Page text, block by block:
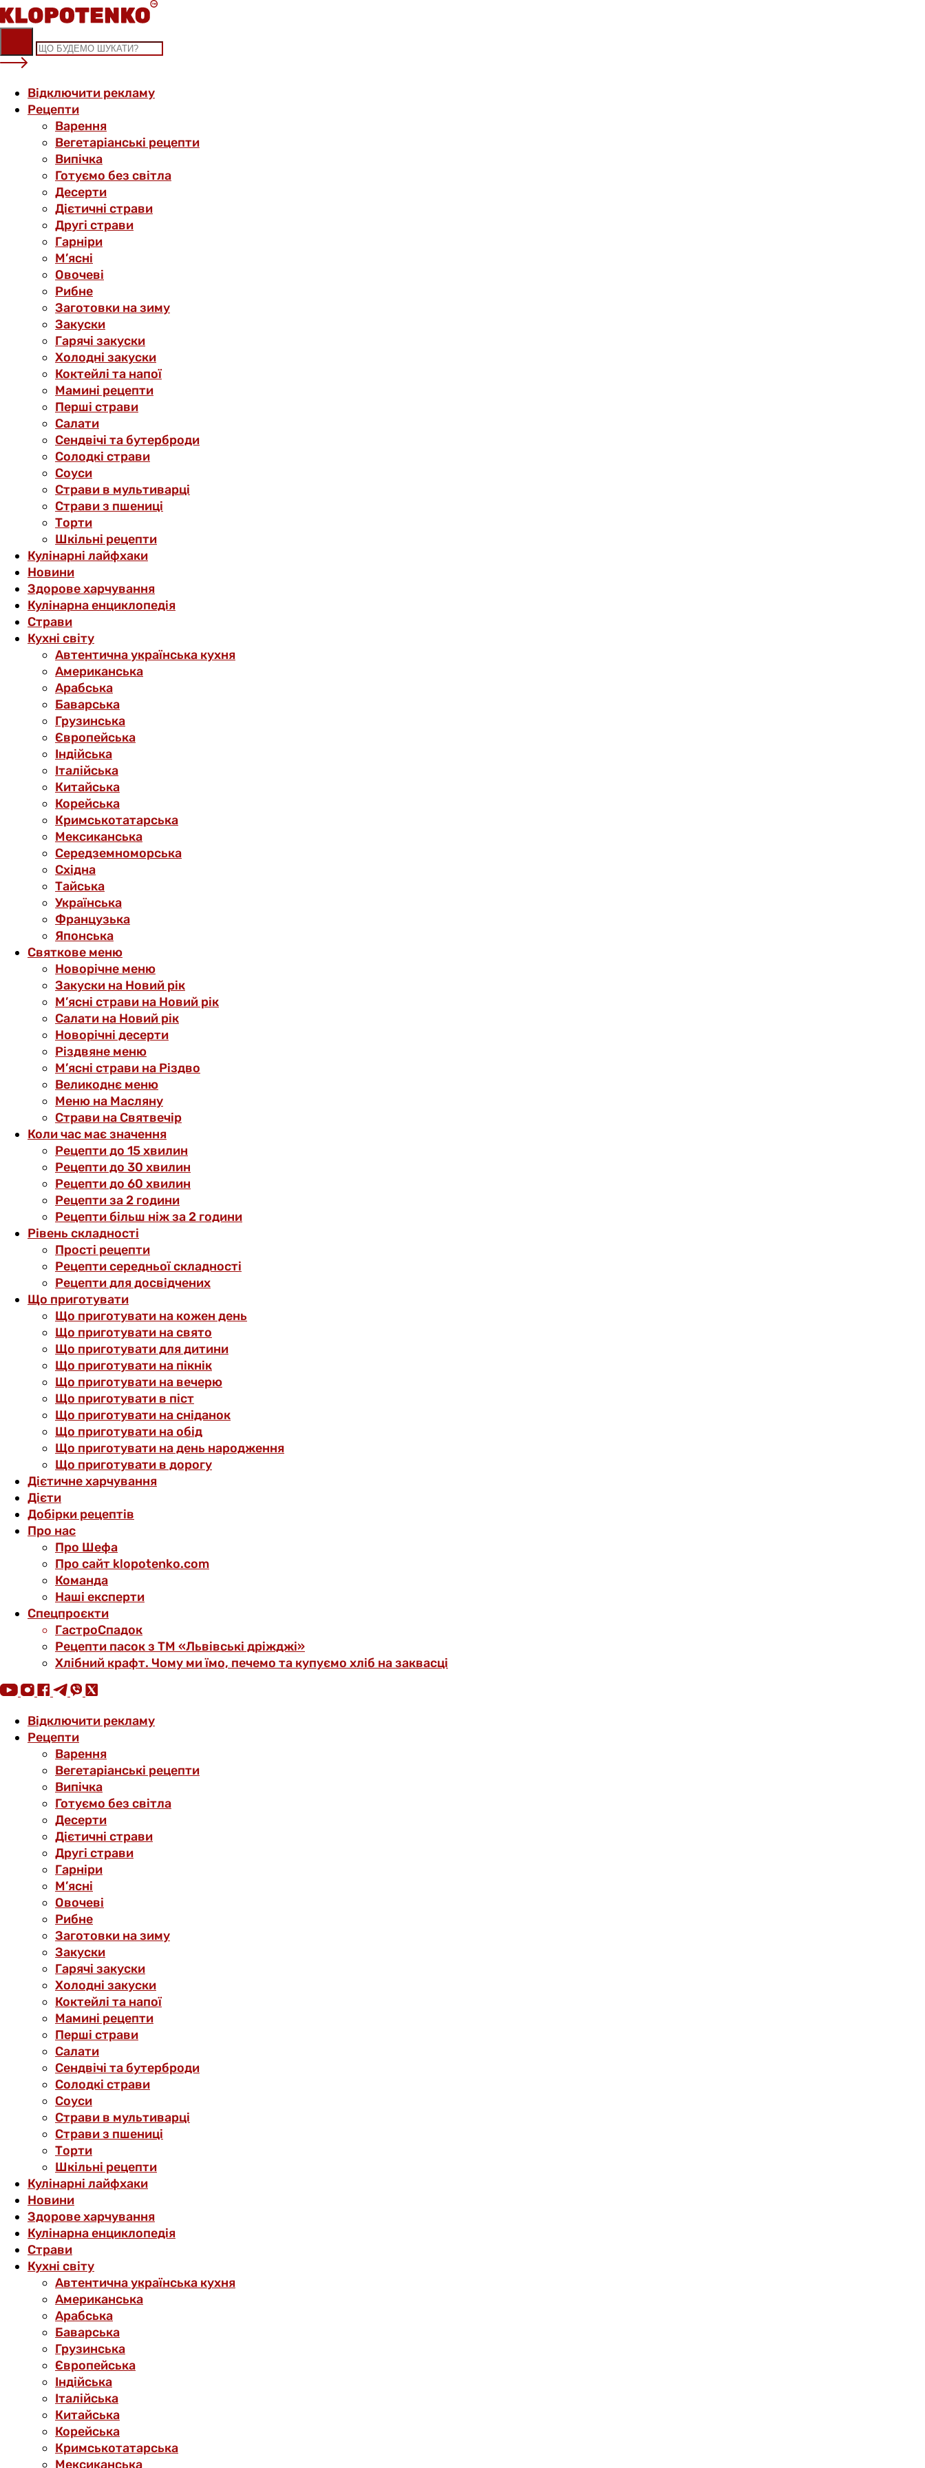
Skip
to
content
Відключити рекламу
Рецепти
Варення
Вегетаріанські рецепти
Випічка
Готуємо без світла
Десерти
Дієтичні страви
Другі страви
Гарніри
М’ясні
Овочеві
Рибне
Заготовки на зиму
Закуски
Гарячі закуски
Холодні закуски
Коктейлі та напої
Мамині рецепти
Перші страви
Салати
Сендвічі та бутерброди
Солодкі страви
Соуси
Страви в мультиварці
Страви з пшениці
Торти
Шкільні рецепти
Кулінарні лайфхаки
Новини
Здорове харчування
Кулінарна енциклопедія
Страви
Кухні світу
Автентична українська кухня
Американська
Арабська
Баварська
Грузинська
Європейська
Індійська
Італійська
Китайська
Корейська
Кримськотатарська
Мексиканська
Середземноморська
Східна
Тайська
Українська
Французька
Японська
Святкове меню
Новорічне меню
Закуски на Новий рік
М’ясні страви на Новий рік
Салати на Новий рік
Новорічні десерти
Різдвяне меню
М’ясні страви на Різдво
Великоднє меню
Меню на Масляну
Страви на Святвечір
Коли час має значення
Рецепти до 15 хвилин
Рецепти до 30 хвилин
Рецепти до 60 хвилин
Рецепти за 2 години
Рецепти більш ніж за 2 години
Рівень складності
Прості рецепти
Рецепти середньої складності
Рецепти для досвідчених
Що приготувати
Що приготувати на кожен день
Що приготувати на свято
Що приготувати для дитини
Що приготувати на пікнік
Що приготувати на вечерю
Що приготувати в піст
Що приготувати на сніданок
Що приготувати на обід
Що приготувати на день народження
Що приготувати в дорогу
Дієтичне харчування
Дієти
Добірки рецептів
Про нас
Про Шефа
Про сайт klopotenko.com
Команда
Наші експерти
Спецпроєкти
ГастроСпадок
Рецепти пасок з ТМ «Львівські дріжджі»
Хлібний крафт. Чому ми їмо, печемо та купуємо хліб на заквасці
Відключити рекламу
Рецепти
Варення
Вегетаріанські рецепти
Випічка
Готуємо без світла
Десерти
Дієтичні страви
Другі страви
Гарніри
М’ясні
Овочеві
Рибне
Заготовки на зиму
Закуски
Гарячі закуски
Холодні закуски
Коктейлі та напої
Мамині рецепти
Перші страви
Салати
Сендвічі та бутерброди
Солодкі страви
Соуси
Страви в мультиварці
Страви з пшениці
Торти
Шкільні рецепти
Кулінарні лайфхаки
Новини
Здорове харчування
Кулінарна енциклопедія
Страви
Кухні світу
Автентична українська кухня
Американська
Арабська
Баварська
Грузинська
Європейська
Індійська
Італійська
Китайська
Корейська
Кримськотатарська
Мексиканська